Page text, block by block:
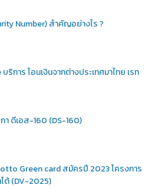
Number) สำคัญอย่างไร ?
ริการ โอนเงินจากต่างประเทศมาไทย เรท
า ดีเอส-160 (DS-160)
Green card สมัครปี 2023 โครงการ
ต้ (DV-2025)